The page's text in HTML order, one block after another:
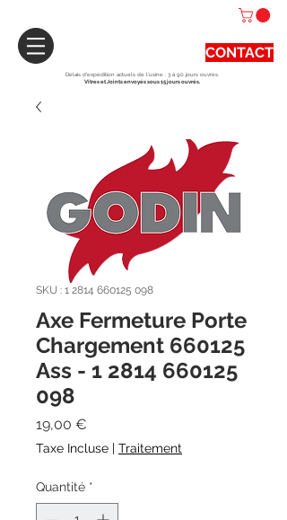
CONTACT
Délais d'expédition actuels de l'usine : 3 à 90 jours ouvrés.
Vitres et Joints envoyés sous 15 jours ouvrés.
SKU : 1 2814 660125 098
Axe Fermeture Porte
Chargement 660125
Ass - 1 2814 660125
098
19,00 €
Taxe Incluse | Traitement
Quantité *